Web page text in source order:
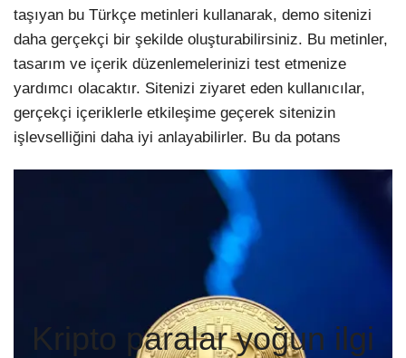
taşıyan bu Türkçe metinleri kullanarak, demo sitenizi
daha gerçekçi bir şekilde oluşturabilirsiniz. Bu metinler,
tasarım ve içerik düzenlemelerinizi test etmenize
yardımcı olacaktır. Sitenizi ziyaret eden kullanıcılar,
gerçekçi içeriklerle etkileşime geçerek sitenizin
işlevselliğini daha iyi anlayabilirler. Bu da potans
Kripto paralar yoğun ilgi